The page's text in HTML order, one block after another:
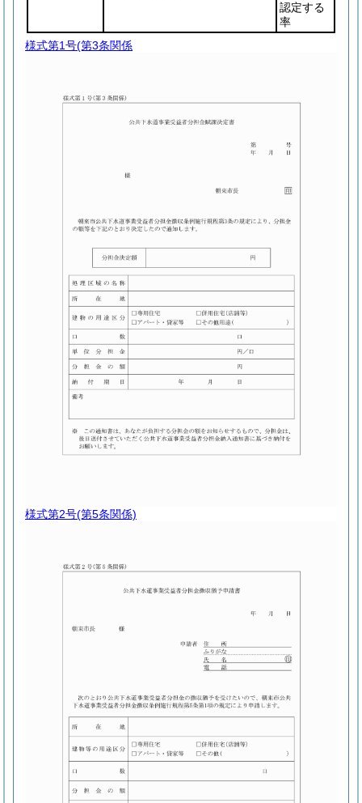
認定する
率
様式第1号(第3条関係
様式第2号(第5条関係)